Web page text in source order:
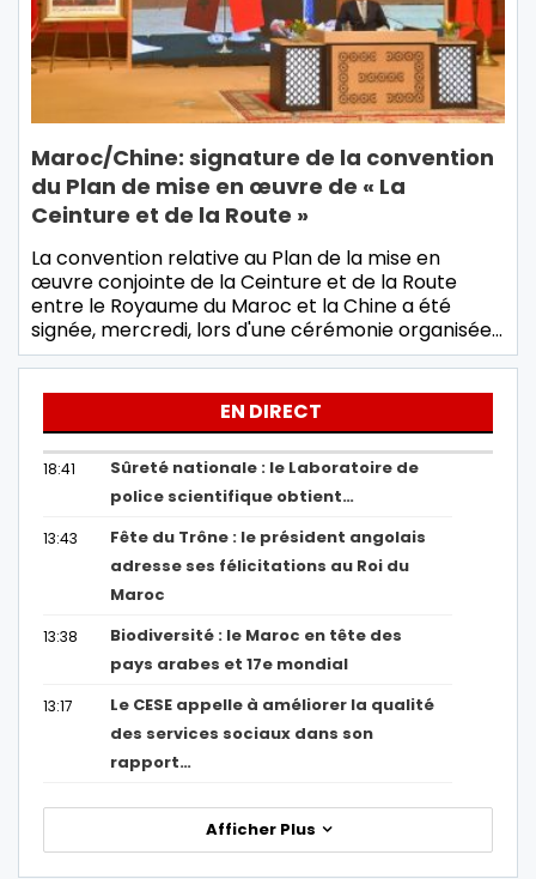
Maroc/Chine: signature de la convention
du Plan de mise en œuvre de « La
Ceinture et de la Route »
La convention relative au Plan de la mise en
œuvre conjointe de la Ceinture et de la Route
entre le Royaume du Maroc et la Chine a été
signée, mercredi, lors d'une cérémonie organisée…
EN DIRECT
18:41
Sûreté nationale : le Laboratoire de
police scientifique obtient…
13:43
Fête du Trône : le président angolais
adresse ses félicitations au Roi du
Maroc
13:38
Biodiversité : le Maroc en tête des
pays arabes et 17e mondial
13:17
Le CESE appelle à améliorer la qualité
des services sociaux dans son
rapport…
Afficher Plus